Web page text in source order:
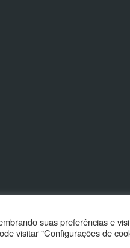
suas preferências e
visitar "Configurações de